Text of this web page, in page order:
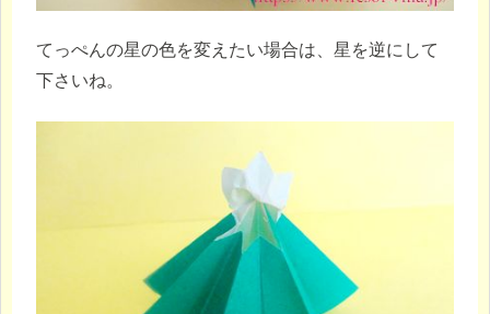
てっぺんの星の色を変えたい場合は、星を逆にして
下さいね。